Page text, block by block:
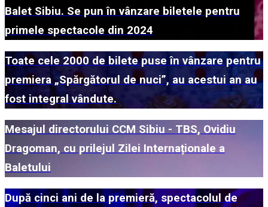
Balet Sibiu. Se pun în vânzare biletele pentru
primele spectacole din 2024
Toate cele 2000 de bilete puse în vânzare pentru
premiera „Spărgătorul de nuci”, au acestui an au
fost integral vândute.
Mesajul directorului CCM Sibiu - TBS, Ovidiu
Dragoman, cu prilejul Zilei Internaționale a
Baletului
După cinci ani de la premieră, spectacolul de